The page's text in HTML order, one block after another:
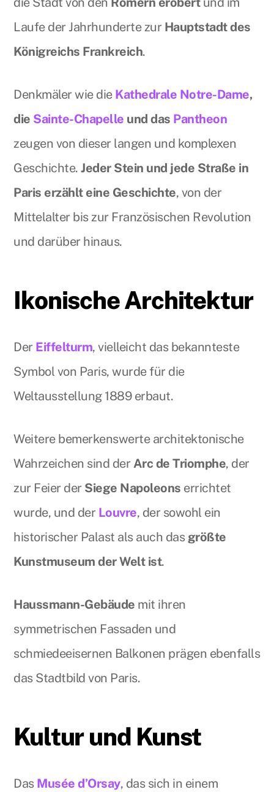
Laufe der Jahrhunderte zur Hauptstadt des
Königreichs Frankreich.
Denkmäler wie die Kathedrale Notre-Dame,
die Sainte-Chapelle und das Pantheon
zeugen von dieser langen und komplexen
Geschichte.Jeder Stein und jede Straße in
Paris erzählt eine Geschichte, von der
Mittelalter bis zur Französischen Revolution
und darüber hinaus.
Ikonische Architektur
Der Eiffelturm, vielleicht das bekannteste
Symbol von Paris, wurde für die
Weltausstellung 1889 erbaut.
Weitere bemerkenswerte architektonische
Wahrzeichen sind der Arc de Triomphe, der
zur Feier der Siege Napoleons errichtet
wurde, und der Louvre, der sowohl ein
historischer Palast als auch das größte
Kunstmuseum der Welt ist.
Haussmann-Gebäude mit ihren
symmetrischen Fassaden und
schmiedeeisernen Balkonen prägen ebenfalls
das Stadtbild von Paris.
Kultur und Kunst
Das Musée d’Orsay, das sich in einem